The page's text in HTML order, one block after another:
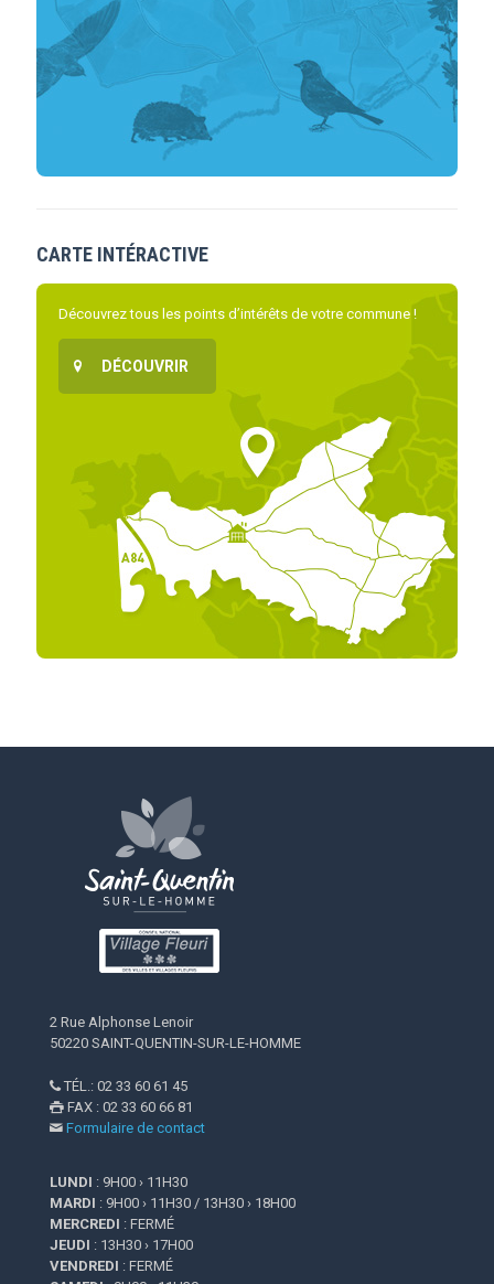
CARTE INTÉRACTIVE
Découvrez tous les points d’intérêts de votre commune !
DÉCOUVRIR
2 Rue Alphonse Lenoir
50220 SAINT-QUENTIN-SUR-LE-HOMME
 TÉL.: 02 33 60 61 45
 FAX : 02 33 60 66 81
 Formulaire de contact
LUNDI : 9H00 › 11H30
MARDI : 9H00 › 11H30 / 13H30 › 18H00
MERCREDI : FERMÉ
JEUDI : 13H30 › 17H00
VENDREDI : FERMÉ